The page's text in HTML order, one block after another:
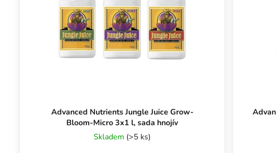
Advanced Nutrients Jungle Juice Grow-
Bloom-Micro 3x1 l, sada hnojív
Skladem (>5 ks)